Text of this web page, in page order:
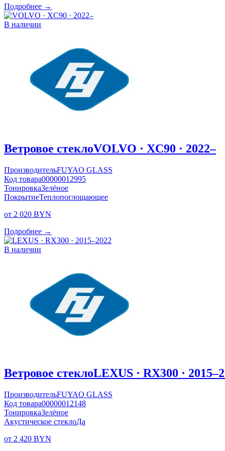
Подробнее →
В наличии
Ветровое стеклоVOLVO · XC90 · 2022–
ПроизводительFUYAO GLASS
Код товара00000012995
ТонировкаЗелёное
ПокрытиеТеплопоглощающее
от 2 020 BYN
Подробнее →
В наличии
Ветровое стеклоLEXUS · RX300 ·
ПроизводительFUYAO GLASS
Код товара00000012148
ТонировкаЗелёное
Акустическое стеклоДа
от 2 420 BYN